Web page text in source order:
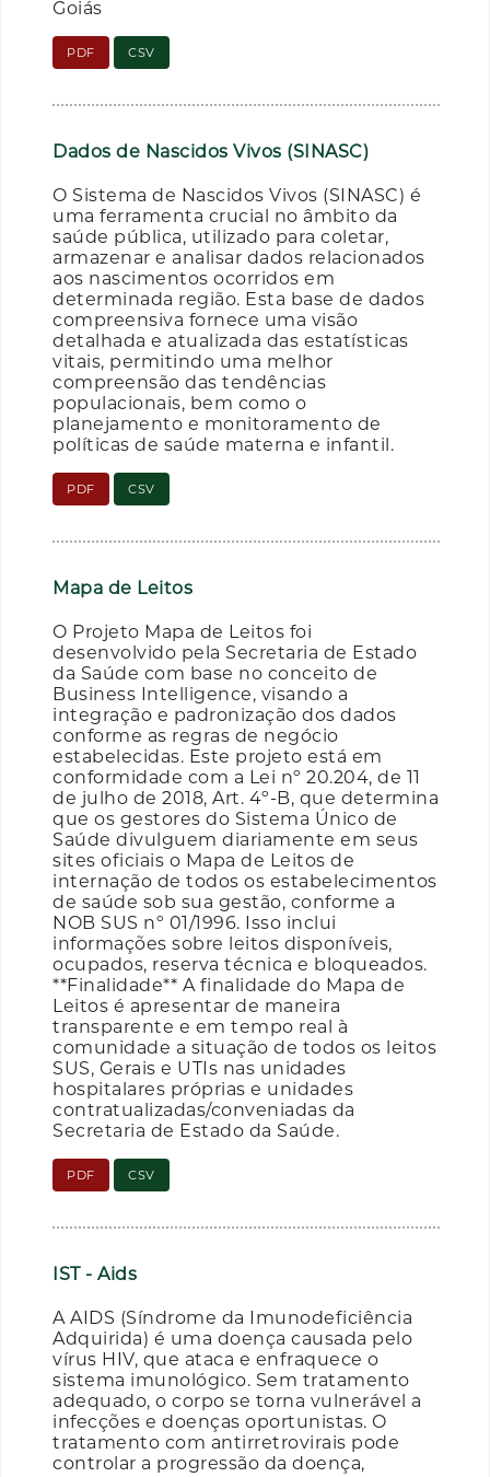
Goiás
PDF CSV
Dados de Nascidos Vivos (SINASC)
O Sistema de Nascidos Vivos (SINASC) é
uma ferramenta crucial no âmbito da
saúde pública, utilizado para coletar,
armazenar e analisar dados relacionados
aos nascimentos ocorridos em
determinada região. Esta base de dados
compreensiva fornece uma visão
detalhada e atualizada das estatísticas
vitais, permitindo uma melhor
compreensão das tendências
populacionais, bem como o
planejamento e monitoramento de
políticas de saúde materna e infantil.
PDF CSV
Mapa de Leitos
O Projeto Mapa de Leitos foi
desenvolvido pela Secretaria de Estado
da Saúde com base no conceito de
Business Intelligence, visando a
integração e padronização dos dados
conforme as regras de negócio
estabelecidas. Este projeto está em
conformidade com a Lei nº 20.204, de 11
de julho de 2018, Art. 4º-B, que determina
que os gestores do Sistema Único de
Saúde divulguem diariamente em seus
sites oficiais o Mapa de Leitos de
internação de todos os estabelecimentos
de saúde sob sua gestão, conforme a
NOB SUS nº 01/1996. Isso inclui
informações sobre leitos disponíveis,
ocupados, reserva técnica e bloqueados.
**Finalidade** A finalidade do Mapa de
Leitos é apresentar de maneira
transparente e em tempo real à
comunidade a situação de todos os leitos
SUS, Gerais e UTIs nas unidades
hospitalares próprias e unidades
contratualizadas/conveniadas da
Secretaria de Estado da Saúde.
PDF CSV
IST - Aids
A AIDS (Síndrome da Imunodeficiência
Adquirida) é uma doença causada pelo
vírus HIV, que ataca e enfraquece o
sistema imunológico. Sem tratamento
adequado, o corpo se torna vulnerável a
infecções e doenças oportunistas. O
tratamento com antirretrovirais pode
controlar a progressão da doença,